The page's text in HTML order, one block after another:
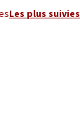
Les plus suivies